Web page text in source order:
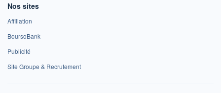
Nos sites
Affiliation
BoursoBank
Publicité
Site Groupe & Recrutement